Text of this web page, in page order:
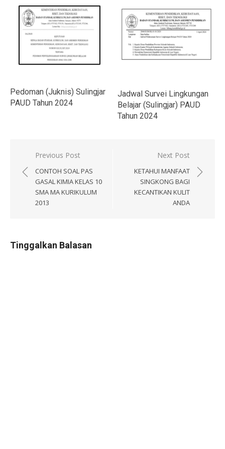
Pedoman (Juknis) Sulingjar
PAUD Tahun 2024
Jadwal Survei Lingkungan
Belajar (Sulingjar) PAUD
Tahun 2024
Navigasi
pos
Previous Post
CONTOH SOAL PAS
GASAL KIMIA KELAS 10
SMA MA KURIKULUM
2013
Next Post
KETAHUI MANFAAT
SINGKONG BAGI
KECANTIKAN KULIT
ANDA
Tinggalkan Balasan